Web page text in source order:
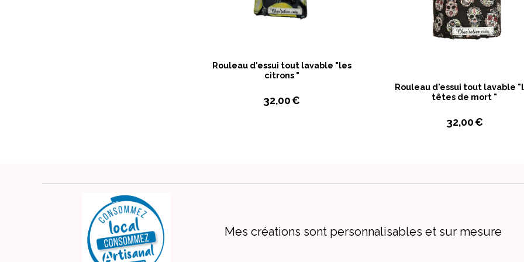
Rouleau d'essui tout lavable "les
citrons "
32,00€
Rouleau d'essui tout lavable
têtes de mort "
32,00€
Mes créations sont personnalisables et sur mesure